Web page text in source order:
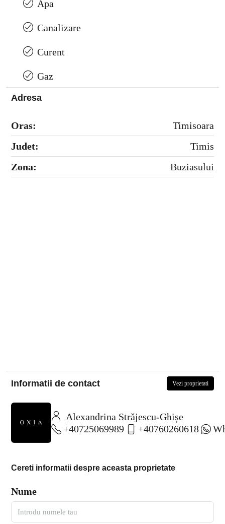
Apa
Canalizare
Curent
Gaz
Adresa
Oras:
Timisoara
Judet:
Timis
Zona:
Buziasului
Informatii de contact Vezi proprietati
Alexandrina Străjescu-Ghișe
+40725069989
+40760260618
Cereti informatii despre aceasta proprietate
Nume